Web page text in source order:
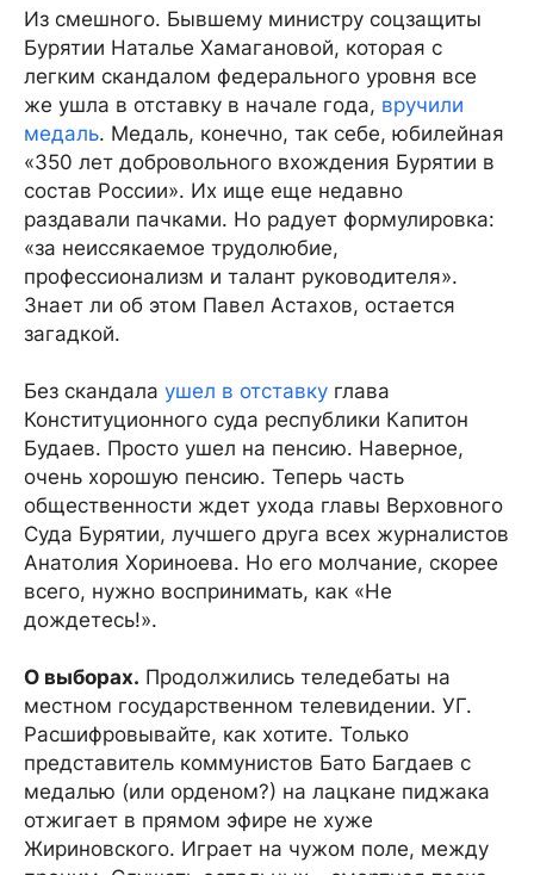
Из смешного. Бывшему министру соцзащиты
Бурятии Наталье Хамагановой, которая с
легким скандалом федерального уровня все
же ушла в отставку в начале года, вручили
медаль. Медаль, конечно, так себе, юбилейная
«350 лет добровольного вхождения Бурятии в
состав России». Их ище еще недавно
раздавали пачками. Но радует формулировка:
«за неиссякаемое трудолюбие,
профессионализм и талант руководителя».
Знает ли об этом Павел Астахов, остается
загадкой.
Без скандала ушел в отставку глава
Конституционного суда республики Капитон
Будаев. Просто ушел на пенсию. Наверное,
очень хорошую пенсию. Теперь часть
общественности ждет ухода главы Верховного
Суда Бурятии, лучшего друга всех журналистов
Анатолия Хориноева. Но его молчание, скорее
всего, нужно воспринимать, как «Не
дождетесь!».
О выборах. Продолжились теледебаты на
местном государственном телевидении. УГ.
Расшифровывайте, как хотите. Только
представитель коммунистов Бато Багдаев с
медалью (или орденом?) на лацкане пиджака
отжигает в прямом эфире не хуже
Жириновского. Играет на чужом поле, между